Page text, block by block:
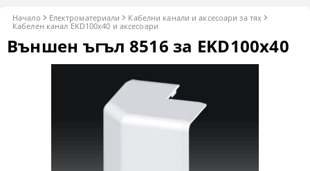
Начало Електроматериали
Кабелни канали и аксесоари за тях
Кабелен канал EKD100x40 и аксесоари
Външен ъгъл 8516 за EKD100x40